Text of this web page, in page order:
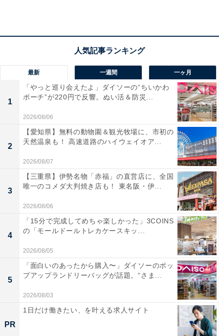
写真をきっかけにすればスムーズにできそうですね。大
げさにほめちぎる必要はなく、子どもが頑張っているこ
とを親が認めているよ、見守っているよと伝えるだけで
十分です。
子どもの写真を母親がニコニコしながら眺めたり、子ど
もの写真を大切に扱う姿に子どもが気づけば、そんな気
持ちも伝わるのではないでしょうか。家族に大切にされ
ていると子どもが実感できれば、子どもの居場所が家庭
にあるんだと安心できるでしょう。
写真を部屋に飾ったり、アルバムにしたりする時には、
スクラップブッキングはいかがでしょうか。写真を台紙
に貼り、パーツや文字を飾った作品を額に入れて飾った
り、アルバムを作ったり……子どもが生まれた時に挑戦
した方も多いのでは？
最新 一週間 一ヶ月
1
「やっと巡り会えたよ」ダイソーの“ちいかわ
ポーチ”が220円で反響。ぬい活＆防災...
2026/08/06
2
【愛知県】無料の動物園＆観光牧場に、市初の
天然温泉も！ 高速道路のハイウェイオア...
2026/08/07
3
【三重県】伊勢名物「赤福」の直営店に、全国
唯一のコメダ大判焼き店も！ 東名阪・伊...
2026/08/06
4
「15分で完成してめちゃ楽しかった」3COINS
の「モールドールトレカケースキッ...
2026/08/05
5
「面白いのあったから購入〜」ダイソーのポッ
プアップランドリーバッグが話題。“さま...
2026/08/03
PR
1日だけ働きたい、を叶える求人サイト